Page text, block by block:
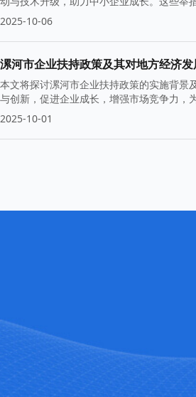
2025-10-06
漯河市企业扶持政策及其对地方经济
本文将探讨漯河市企业扶持政策的实施背景
与创新，促进企业成长，增强市场竞争力，
2025-10-01